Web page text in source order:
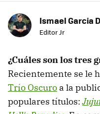
Ismael Garcia
Editor Jr
¿Cuáles son los tres
Recientemente se le
Trío Oscuro a la
populares títulos: